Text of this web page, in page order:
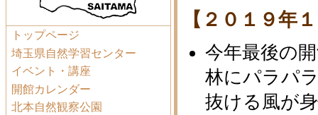
トップページ
埼玉県自然学習センター
イベント・講座
開館カレンダー
北本自然観察公園
【２０１９年
今年最後の
林にパラパ
抜ける風が